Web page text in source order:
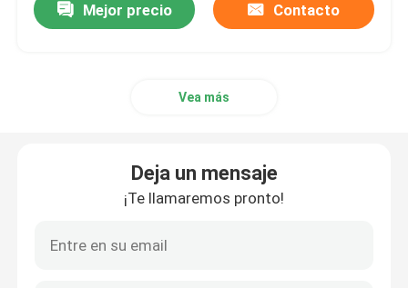
Mejor precio Contacto
Vea más
Deja un mensaje
¡Te llamaremos pronto!